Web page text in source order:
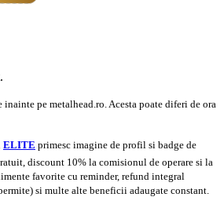
pe metalhead.ro. Acesta poate diferi de ora
ELITE primesc imagine de profil si badge de
discount 10% la comisionul de operare si la
favorite cu reminder, refund integral
si multe alte beneficii adaugate constant.